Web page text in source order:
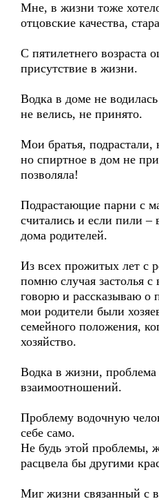
Мне, в жизни тоже
отцовские качества,
С пятилетнего возраста
присутствие в жизни.
Водка в доме не
не велись, не принято.
Мои братья, подрастали,
но спиртное в дом не
позволяла!
Подрастающие парни с
считались и если пили –
дома родителей.
Из всех прожитых лет с
помню случая застолья с
говорю и рассказываю о
мои родители были
семейного положения,
хозяйство.
Водка в жизни,
взаимоотношений.
Проблему водочную
себе само.
Не будь этой проблемы,
расцвела бы другими
Миг жизни связанный с